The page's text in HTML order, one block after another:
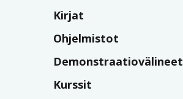
Kirjat
Ohjelmistot
Demonstraatiovälineet
Kurssit